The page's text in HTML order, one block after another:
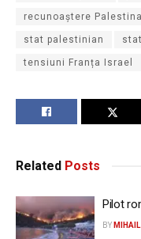
recunoaștere Palestina
stat palestinian
tensiuni Franța Israel
Related Posts
Pilot
BY